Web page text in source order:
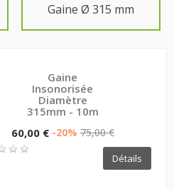
Gaine Ø 315 mm
Gaine
Insonorisée
Diamètre
315mm - 10m
60,00 € -20% 75,00 €
Détails